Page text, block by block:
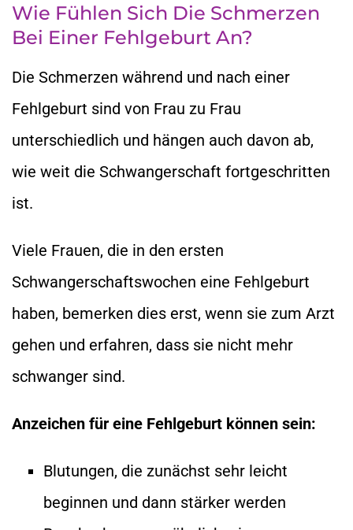
Wie Fühlen Sich Die Schmerzen
Bei Einer Fehlgeburt An?
Die Schmerzen während und nach einer
Fehlgeburt sind von Frau zu Frau
unterschiedlich und hängen auch davon ab,
wie weit die Schwangerschaft fortgeschritten
ist.
Viele Frauen, die in den ersten
Schwangerschaftswochen eine Fehlgeburt
haben, bemerken dies erst, wenn sie zum Arzt
gehen und erfahren, dass sie nicht mehr
schwanger sind.
Anzeichen für eine Fehlgeburt können sein:
Blutungen, die zunächst sehr leicht
beginnen und dann stärker werden